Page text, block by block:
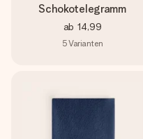
Schokotelegramm
ab 14,99
5Varianten